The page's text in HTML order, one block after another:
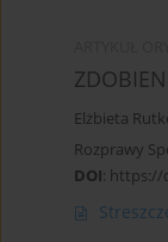
Elżbieta
Rozprawy
DOI: https://